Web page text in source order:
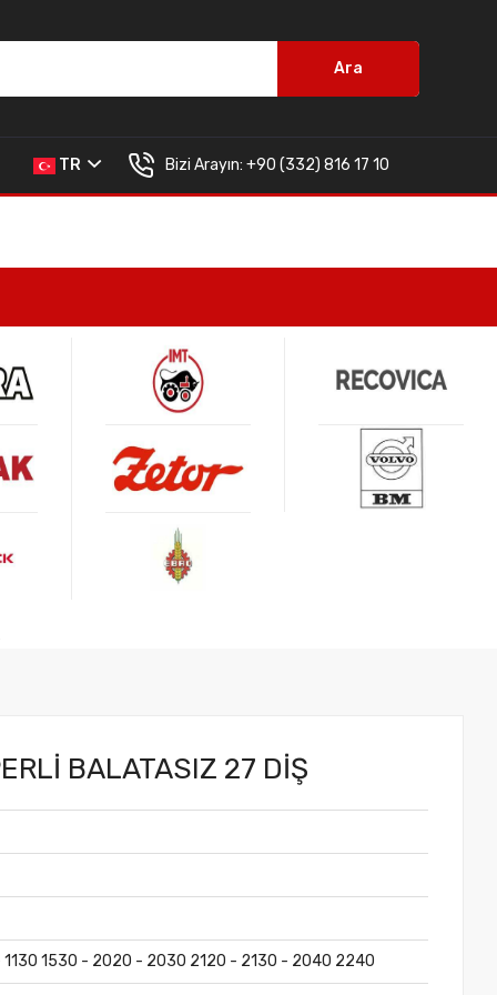
Ara
TR Bizi Arayın: +90 (332) 816 17 10
BALATASIZ 27 DİŞ
1130 1530 - 2020 - 2030 2120 - 2130 - 2040 2240